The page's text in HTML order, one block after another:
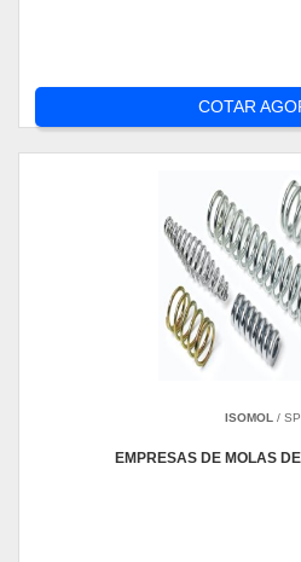
COTAR
ISOMOL / SP
EMPRESAS DE MOLAS